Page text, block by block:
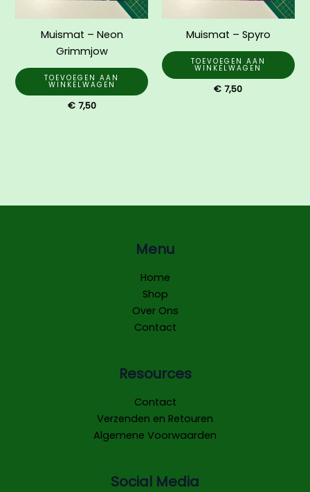
Muismat – Neon
Grimmjow
TOEVOEGEN AAN
WINKELWAGEN
€7,50
Muismat – Spyro
TOEVOEGEN AAN
WINKELWAGEN
€ 7,50
Menu
Home
Shop
Over Ons
Contact
Resources
Contact
Verzenden en Retouren
Algemene Voorwaarden
Social Media